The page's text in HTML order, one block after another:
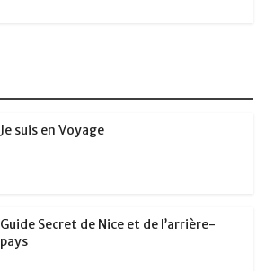
Je suis en Voyage
Guide Secret de Nice et de l’arrière-
pays